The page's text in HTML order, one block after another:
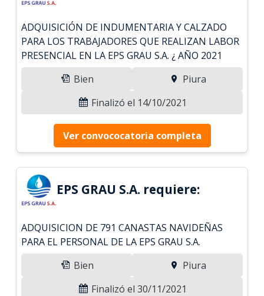
ADQUISICIÓN DE INDUMENTARIA Y CALZADO
PARA LOS TRABAJADORES QUE REALIZAN LABOR
PRESENCIAL EN LA EPS GRAU S.A. ¿ AÑO 2021
Bien
Piura
Finalizó el 14/10/2021
Ver convococatoria completa
EPS GRAU S.A. requiere:
ADQUISICION DE 791 CANASTAS NAVIDEÑAS
PARA EL PERSONAL DE LA EPS GRAU S.A.
Bien
Piura
Finalizó el 30/11/2021